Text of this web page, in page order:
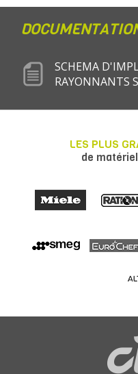
SCHEMA
RAYONNANTS
LES PLUS
de